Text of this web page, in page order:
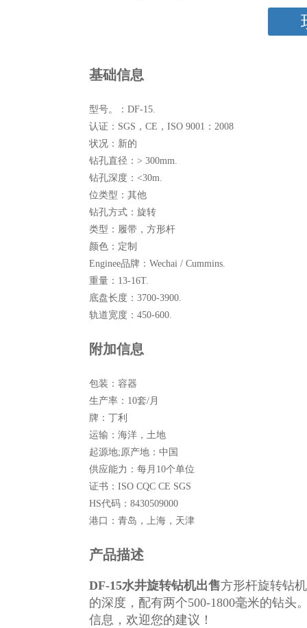
基础信息
型号。： DF-15.
认证： SGS，CE，ISO 9001：2008
状况： 新的
钻孔直径： > 300mm.
钻孔深度： <30m.
位类型： 其他
钻孔方式： 旋转
类型： 履带，方形杆
颜色： 定制
Enginee品牌： Wechai / Cummins.
重量： 13-16T.
底盘长度： 3700-3900.
轨道宽度： 450-600.
附加信息
包装： 容器
生产率： 10套/月
牌： 丁利
运输： 海洋，土地
起源地;原产地： 中国
供应能力： 每月10个单位
证书： ISO CQC CE SGS
HS代码： 8430509000
港口： 青岛，上海，天津
产品描述
DF-15水井旋转钻机出售方形杆旋转钻
的深度，配有两个500-1800毫米的钻
信息，欢迎您的建议！